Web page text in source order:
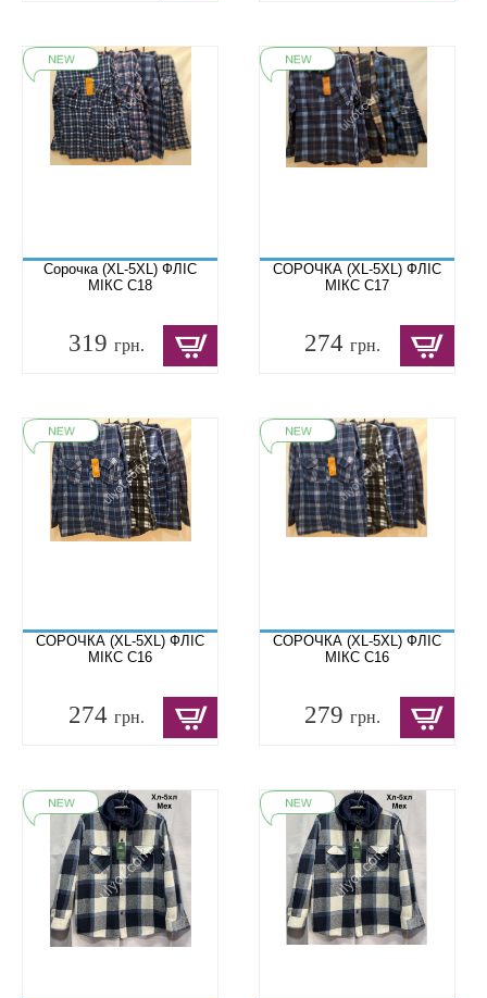
Сорочка (XL-5XL) ФЛІС
МІКС C18
319 грн.
СОРОЧКА (XL-5XL) ФЛІС
МІКС C17
274грн.
СОРОЧКА (XL-5XL) ФЛІС
МІКС C16
274 грн.
СОРОЧКА (XL-5XL) ФЛІС
МІКС C16
279грн.